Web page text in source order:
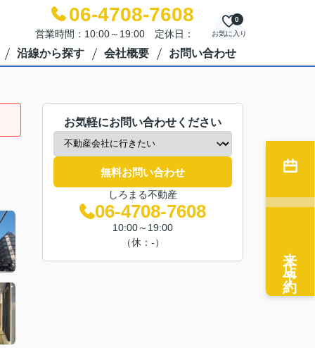
06-4708-7608
営業時間：10:00～19:00 定休日： お気に入り
0
沿線から探す 会社概要 お問い合わせ
お気軽にお問い合わせください
無料お問い合わせ
しろまる不動産
06-4708-7608
10:00～19:00
（休：-）
来店予約